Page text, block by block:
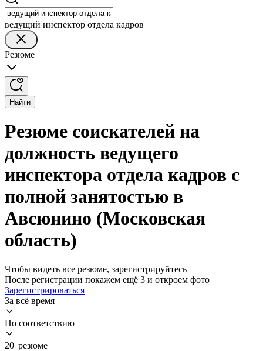
ведущий инспектор отдела кадров
Резюме
Найти
Резюме соискателей на
должность ведущего
инспектора отдела кадров с
полной занятостью в
Авсюнино (Московская
область)
Чтобы видеть все резюме, зарегистрируйтесь
После регистрации покажем ещё 3 и откроем фото
Зарегистрироваться
За всё время
По соответствию
20 резюме